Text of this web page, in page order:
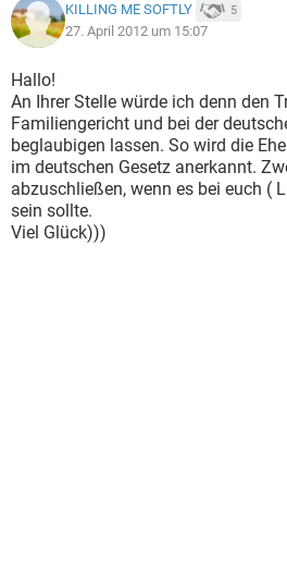
KILLING ME SOFTLY 5
27. April 2012 um 15:07
Hallo!
An Ihrer Stelle würde ich denn den
Familiengericht und bei der
beglaubigen lassen. So wird die
im deutschen Gesetz anerkannt.
abzuschließen, wenn es bei euch (
sein sollte.
Viel Glück)))